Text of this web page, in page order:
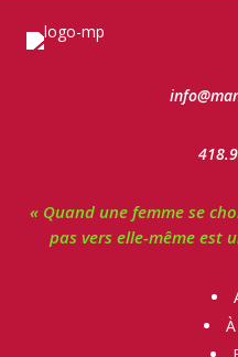
« Quand une femme se
pas vers elle-même est